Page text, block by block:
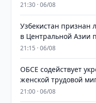
21:30 · 06/08
Узбекистан признан
в Центральной Азии
21:15 · 06/08
ОБСЕ содействует
женской трудовой
21:00 · 06/08